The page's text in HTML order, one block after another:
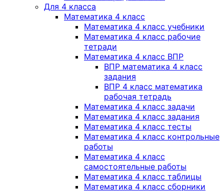
Для 4 класса
Математика 4 класс
Математика 4 класс учебники
Математика 4 класс рабочие
тетради
Математика 4 класс ВПР
ВПР математика 4 класс
задания
ВПР 4 класс математика
рабочая тетрадь
Математика 4 класс задачи
Математика 4 класс задания
Математика 4 класс тесты
Математика 4 класс контрольные
работы
Математика 4 класс
самостоятельные работы
Математика 4 класс таблицы
Математика 4 класс сборники